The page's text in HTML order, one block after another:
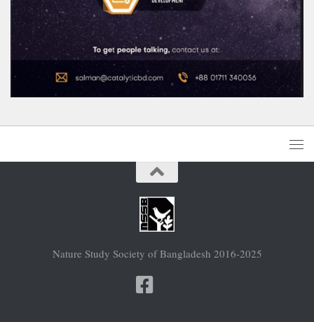
Nature Study Society of Bangladesh 2016-2025